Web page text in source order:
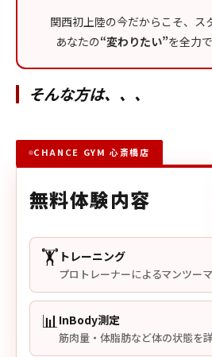
関西初上陸の今だからこそ、ス
あなたの“変わりたい”を全力
そんな方は、、、
CHANCE GYM 心斎橋店
無料体験内容
🏋️ トレーニング
プロトレーナーによるマンツー
📊 InBody測定
筋肉量・体脂肪など体の状態を